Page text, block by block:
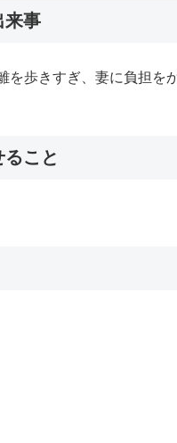
来事
を歩きすぎ、妻に負担を
こと